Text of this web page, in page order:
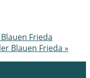
Frieda
Blauen Frieda »